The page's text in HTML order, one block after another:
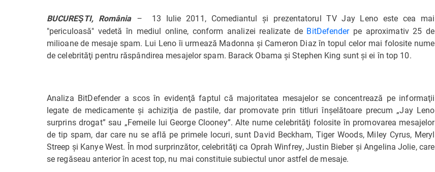
BUCUREŞTI, România– 13 Iulie 2011, Comediantul şi prezentatorul TV Jay Leno este cea mai
"periculoasă" vedetă în mediul online, conform analizei realizate de BitDefenderpe aproximativ 25 de
milioane de mesaje spam. Lui Leno îi urmează Madonna şi Cameron Diaz în topul celor mai folosite nume
de celebrităţi pentru răspândirea mesajelor spam. Barack Obama şi Stephen King sunt şi ei în top 10.
Analiza BitDefender a scos în evidenţă faptul că majoritatea mesajelor se concentrează pe informaţii
legate de medicamente şi achiziţia de pastile, dar promovate prin titluri înşelătoare precum „Jay Leno
surprins drogat” sau „Femeile lui George Clooney”. Alte nume celebrităţi folosite în promovarea mesajelor
de tip spam, dar care nu se află pe primele locuri, sunt David Beckham, Tiger Woods, Miley Cyrus, Meryl
Streep şi Kanye West. În mod surprinzător, celebrităţi ca Oprah Winfrey, Justin Bieber şi Angelina Jolie, care
se regăseau anterior în acest top, nu mai constituie subiectul unor astfel de mesaje.